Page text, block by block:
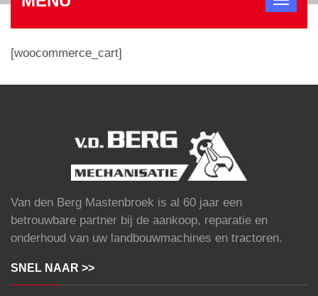
[woocommerce_cart]
Van den Berg Mastenbroek is al 60 jaar een
betrouwbare partner bij de aankoop, reparatie en
onderhoud van uw landbouwmachines en tractoren.
SNEL NAAR >>